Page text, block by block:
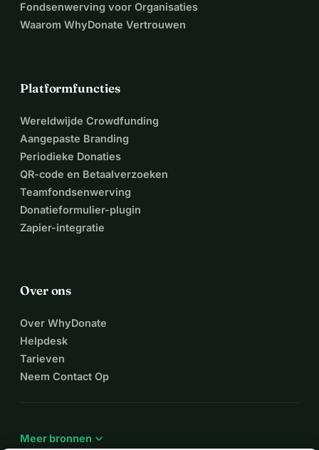
Fondsenwerving voor Organisaties
Waarom WhyDonate Vertrouwen
Platformfuncties
Wereldwijde Crowdfunding
Aangepaste Branding
Periodieke Donaties
QR-code en Betaalverzoeken
Teamfondsenwerving
Donatieformulier-plugin
Zapier-integratie
Over ons
Over WhyDonate
Helpdesk
Tarieven
Neem Contact Op
Meer bronnen expand_more